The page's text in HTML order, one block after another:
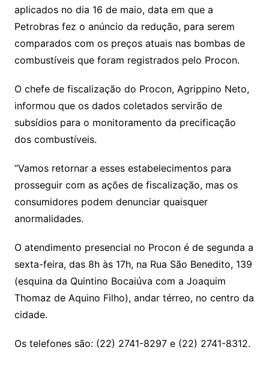
aplicados no dia 16 de maio, data em que a
Petrobras fez o anúncio da redução, para serem
comparados com os preços atuais nas bombas de
combustíveis que foram registrados pelo Procon.
O chefe de fiscalização do Procon, Agrippino Neto,
informou que os dados coletados servirão de
subsídios para o monitoramento da precificação
dos combustíveis.
“Vamos retornar a esses estabelecimentos para
prosseguir com as ações de fiscalização, mas os
consumidores podem denunciar quaisquer
anormalidades.
O atendimento presencial no Procon é de segunda a
sexta-feira, das 8h às 17h, na Rua São Benedito, 139
(esquina da Quintino Bocaiúva com a Joaquim
Thomaz de Aquino Filho), andar térreo, no centro da
cidade.
Os telefones são: (22) 2741-8297 e (22) 2741-8312.